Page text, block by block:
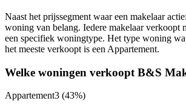
Naast het prijssegment waar een makelaar
woning van belang. Iedere makelaar verkoopt
een specifiek woningtype. Het type woning
het meeste verkoopt is een Appartement.
Welke woningen verkoopt B&S
Appartement3 (43%)